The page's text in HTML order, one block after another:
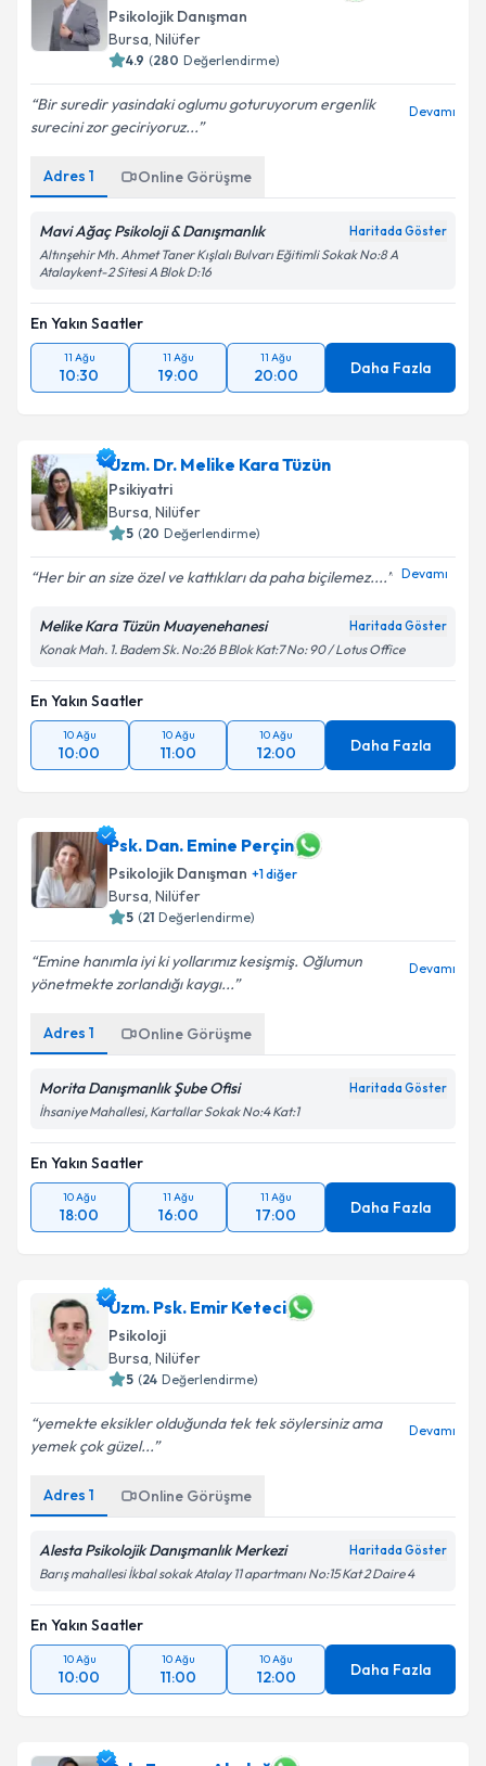
Psikolojik Danışman
Bursa, Nilüfer
4.9 (280 Değerlendirme)
Bir suredir yasindaki oglumu goturuyorum ergenlik
surecini zor geciriyoruz...
Devamı
Adres 1 Online Görüşme
Mavi Ağaç Psikoloji & Danışmanlık Haritada Göster
Altınşehir Mh. Ahmet Taner Kışlalı Bulvarı Eğitimli Sokak No:8 A
Atalaykent-2 Sitesi A Blok D:16
En Yakın Saatler
11 Ağu
10:30
11 Ağu
19:00
11 Ağu
20:00 Daha Fazla
Uzm. Dr. Melike Kara Tüzün
Psikiyatri
Bursa, Nilüfer
5 (20 Değerlendirme)
Her bir an size özel ve kattıkları da paha biçilemez.... Devamı
Melike Kara Tüzün Muayenehanesi Haritada Göster
Konak Mah. 1. Badem Sk. No:26 B Blok Kat:7 No: 90 / Lotus Office
En Yakın Saatler
10 Ağu
10:00
10 Ağu
11:00
10 Ağu
12:00 Daha Fazla
Psk. Dan. Emine Perçin
Psikolojik Danışman +1diğer
Bursa, Nilüfer
5 (21 Değerlendirme)
Emine hanımla iyi ki yollarımız kesişmiş. Oğlumun
yönetmekte zorlandığı kaygı...
Devamı
Adres 1 Online Görüşme
Morita Danışmanlık Şube Ofisi Haritada Göster
İhsaniye Mahallesi, Kartallar Sokak No:4 Kat:1
En Yakın Saatler
10 Ağu
18:00
11 Ağu
16:00
11 Ağu
17:00 Daha Fazla
Uzm. Psk. Emir Keteci
Psikoloji
Bursa, Nilüfer
5 (24 Değerlendirme)
yemekte eksikler olduğunda tek tek söylersiniz ama
yemek çok güzel...
Devamı
Adres 1 Online Görüşme
Alesta Psikolojik Danışmanlık Merkezi Haritada Göster
Barış mahallesi İkbal sokak Atalay 11 apartmanı No:15 Kat 2 Daire 4
En Yakın Saatler
10 Ağu
10:00
10 Ağu
11:00
10 Ağu
12:00 Daha Fazla